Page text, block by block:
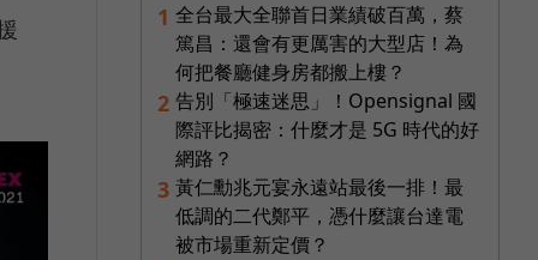
1 全台最大全聯首日業績破百萬，蔡
篤昌：還會有更厲害的大型店！為
何把餐廳健身房都搬上樓？
2 告別「極速迷思」！Opensignal 國
際評比揭密：什麼才是 5G 時代的好
網路？
3 黃仁勳兆元宴永遠站最後一排！最
低調的二代鄭平，憑什麼讓台達電
被市場重新定價？